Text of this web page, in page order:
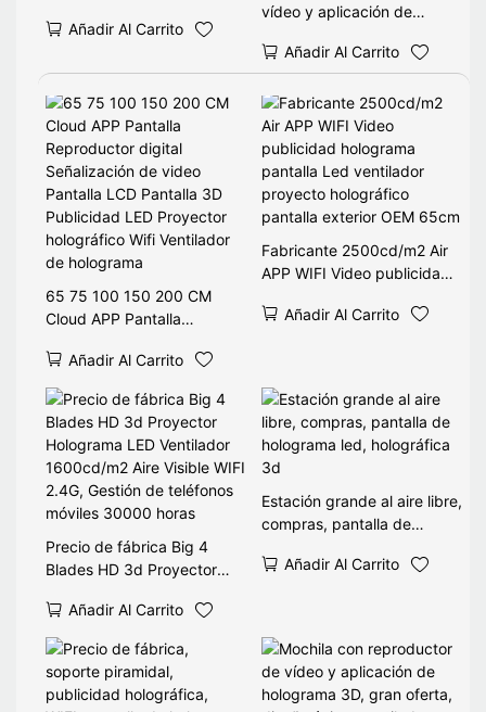
de holograma 3d, ventilador
cubierta
Añadir Al Carrito
vídeo y aplicación de
diseño único, ventilador
publicitario, pantalla con
Wifi, Control, cambio de
contenido
Añadir Al Carrito
65 75 100 150 200 CM
Cloud APP Pantalla
Señalización de video
Pantalla LCD Pantalla 3D
Publicidad LED Proyector
holográfico Wifi Ventilador
de holograma
Añadir Al Carrito
Fabricante 2500cd/m2 Air
APP WIFI Video publicidad
ventilador proyecto
Añadir Al Carrito
Precio de fábrica Big 4
Blades HD 3d Proyector
1600cd/m2 Aire Visible WIFI
2.4G, Gestión de teléfonos
móviles 30000 horas
Añadir Al Carrito
Estación grande al aire libre,
compras, pantalla de
3d Añadir Al Carrito